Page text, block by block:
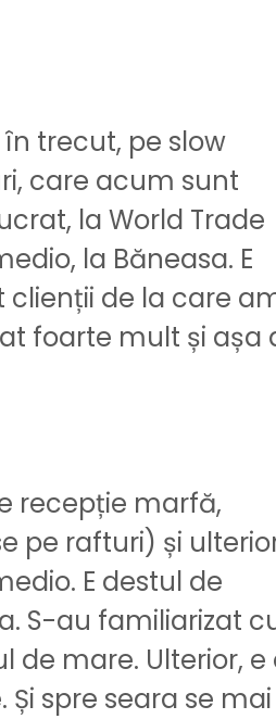
trecut, pe slow
care acum sunt
la World Trade
la Băneasa. E
de la care
foarte mult și așa
recepție marfă,
pe rafturi) și
E destul de
S-au familiarizat
de mare. Ulterior, e
spre seara se mai